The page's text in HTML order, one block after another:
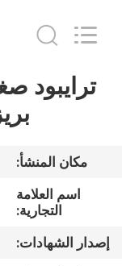
منزل،
منتجات
معلومات
عنا
Instrument
Co.,Ltd.
ترايبود
مكان المنشأ:
اسم العلامة
التجارية:
إصدار الشهادات: